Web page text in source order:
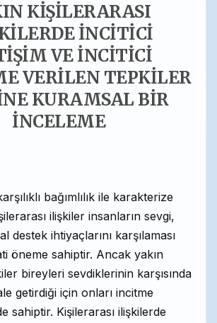
KİŞİLERARASI
İNCİTİCİ
VE İNCİTİCİ
VERİLEN TEPKİLER
KURAMSAL BİR
İNCELEME
bağımlılık ile karakterize
ilişkiler insanların sevgi,
destek ihtiyaçlarını karşılaması
öneme sahiptir. Ancak yakın
bireyleri sevdiklerinin karşısında
getirdiği için onları incitme
sahiptir. Kişilerarası ilişkilerde